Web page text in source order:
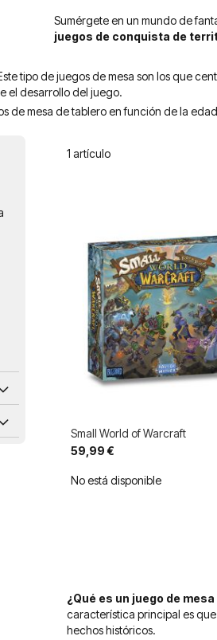
Sumérgete en un mundo de
juegos de conquista de
tipo de juegos de mesa son los que
el desarrollo del juego.
de mesa de tablero en función de la
1 artículo
Small World of Warcraft
59,99 €
No está disponible
¿Qué es un juego de
característica principal es
hechos históricos.